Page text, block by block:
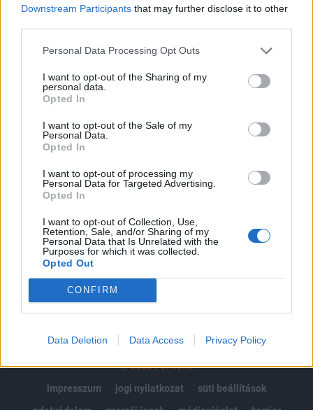
Downstream Participants that may further disclose it to other
Personal Data Processing Opt Outs
I want to opt-out of the Sharing of my
personal data.
Opted In
I want to opt-out of the Sale of my
Personal Data.
Opted In
I want to opt-out of processing my
Personal Data for Targeted Advertising.
Opted In
I want to opt-out of Collection, Use,
Retention, Sale, and/or Sharing of my
Personal Data that Is Unrelated with the
Purposes for which it was collected.
Opted Out
CONFIRM
Data Deletion Data Access Privacy Policy
KEDVES OLVASÓNK!
A keresett cikk a portfolio.hu hírarchívumához
tartozik, melynek olvasása előfizetéses
regisztrációhoz kötött.
Portfolio.hu teljes cikkarchívum
Kötéslisták: BÉT elmúlt 2 év napon belüli
kötéslistái
MÁR ELŐFIZETŐNK VAGY?BEJELENTKEZÉS
© 2026 Portfolio
impresszum
jogi nyilatkozat
süti beállítások